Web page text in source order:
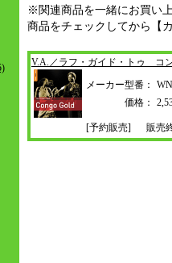
※関連商品を一緒にお買い
商品をチェックしてから【
V.A.／ラフ・ガイド・トゥ コ
メーカー型番：
価格：
[予約販売] 販売